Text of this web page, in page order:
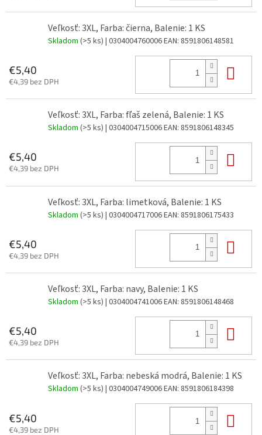
Veľkosť: 3XL, Farba: čierna, Balenie: 1 KS
Skladom (>5 ks) | 0304004760006EAN: 8591806148581
€5,40
€4,39 bez DPH
Veľkosť: 3XL, Farba: fľaš zelená, Balenie: 1 KS
Skladom (>5 ks) | 0304004715006EAN: 8591806148345
€5,40
€4,39 bez DPH
Veľkosť: 3XL, Farba: limetková, Balenie: 1 KS
Skladom (>5 ks) | 0304004717006EAN: 8591806175433
€5,40
€4,39 bez DPH
Veľkosť: 3XL, Farba: navy, Balenie: 1 KS
Skladom (>5 ks) | 0304004741006EAN: 8591806148468
€5,40
€4,39 bez DPH
Veľkosť: 3XL, Farba: nebeská modrá, Balenie: 1 KS
Skladom (>5 ks) | 0304004749006EAN: 8591806184398
€5,40
€4,39 bez DPH